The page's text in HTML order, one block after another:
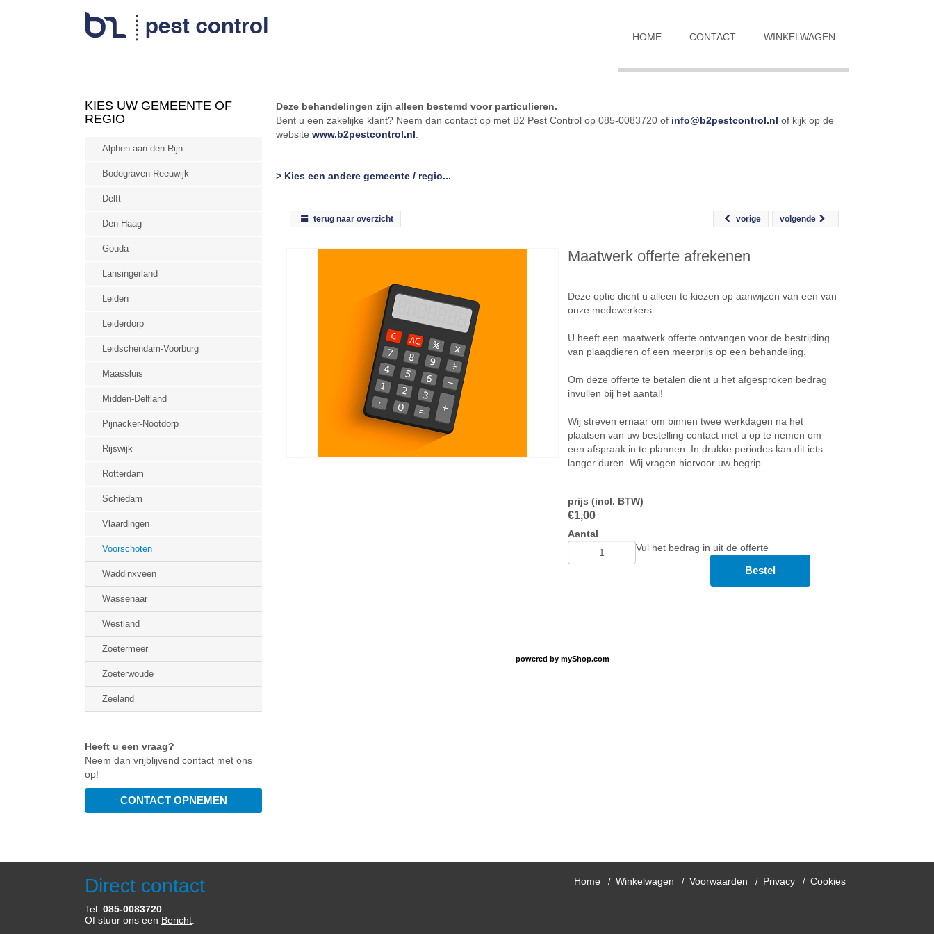
HOME CONTACT WINKELWAGEN
KIES UW GEMEENTE OF
REGIO
Alphen aan den Rijn
Bodegraven-Reeuwijk
Delft
Den Haag
Gouda
Lansingerland
Leiden
Leiderdorp
Leidschendam-Voorburg
Maassluis
Midden-Delfland
Pijnacker-Nootdorp
Rijswijk
Rotterdam
Schiedam
Vlaardingen
Voorschoten
Waddinxveen
Wassenaar
Westland
Zoetermeer
Zoeterwoude
Zeeland
Heeft u een vraag?
Neem dan vrijblijvend contact met ons
op!
Deze behandelingen zijn alleen bestemd voor particulieren.
Bent u een zakelijke klant? Neem dan contact op met B2 Pest Control op 085-0083720 of info@b2pestcontrol.nl of kijk op de
website www.b2pestcontrol.nl
> Kies een andere gemeente / regio...
terug naar overzicht volgende
vorige
Maatwerk offerte afrekenen
Deze optie dient u alleen te kiezen op aanwijzen van een van
onze medewerkers.
U heeft een maatwerk offerte ontvangen voor de bestrijding
van plaagdieren of een meerprijs op een behandeling.
Om deze offerte te betalen dient u het afgesproken bedrag
invullen bij het aantal!
Wij streven ernaar om binnen twee werkdagen na het
plaatsen van uw bestelling contact met u op te nemen om
een afspraak in te plannen. In drukke periodes kan dit iets
langer duren. Wij vragen hiervoor uw begrip.
prijs (incl. BTW)
€1,00
Aantal
Vul het bedrag in uit de offerte
Bestel
powered by myShop.com
Direct contact
Tel: 085-0083720
Of stuur ons een Bericht
Home Winkelwagen Voorwaarden Privacy Cookies